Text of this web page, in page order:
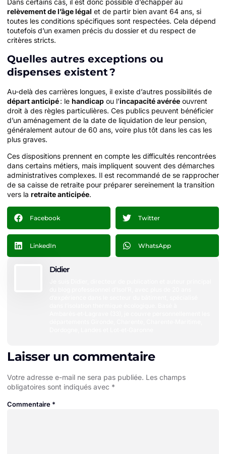
Dans certains cas, il est donc possible d’échapper au
relèvement de l’âge légal et de partir bien avant 64 ans, si
toutes les conditions spécifiques sont respectées. Cela dépend
toutefois d’un examen précis du dossier et du respect de
critères stricts.
Quelles autres exceptions ou
dispenses existent ?
Au-delà des carrières longues, il existe d’autres possibilités de
départ anticipé: le handicap ou l’incapacité avérée ouvrent
droit à des règles particulières. Ces publics peuvent bénéficier
d’un aménagement de la date de liquidation de leur pension,
généralement autour de 60 ans, voire plus tôt dans les cas les
plus graves.
Ces dispositions prennent en compte les difficultés rencontrées
dans certains métiers, mais impliquent souvent des démarches
administratives complexes. Il est recommandé de se rapprocher
de sa caisse de retraite pour préparer sereinement la transition
vers la retraite anticipée.
Facebook Twitter
LinkedIn WhatsApp
Didier
Laisser un commentaire
Votre adresse e-mail ne sera pas publiée. Les champs
obligatoires sont indiqués avec *
Commentaire *